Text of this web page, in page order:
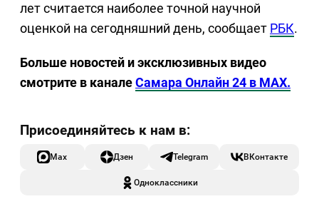
лет считается наиболее точной научной
оценкой на сегодняшний день, сообщает РБК.
Больше новостей и эксклюзивных видео
смотрите в каналеСамара Онлайн 24 в MAX.
Max Дзен Telegram ВКонтакте
Одноклассники